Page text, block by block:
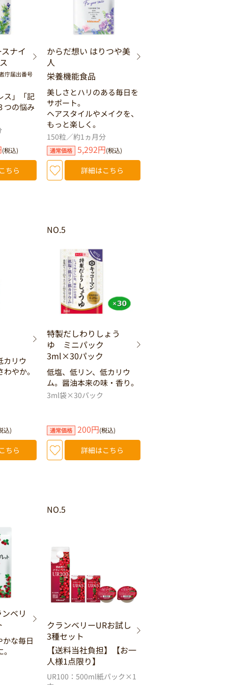
ナイ
庁届出番号
ス」「記
つの悩み
(税込)
ちら
からだ想い はりつや美
人
栄養機能食品
美しさとハリのある毎日を
サポート。
ヘアスタイルやメイクを、
もっと楽しく。
150粒／約1ヵ月分
通常価格 5,292円(税込)
詳細はこちら
カリウ
やか。
込)
ちら
NO.5
特製だしわりしょう
ゆ ミニパック
3ml×30パック
低塩、低リン、低カリウ
ム。醤油本来の味・香り。
3ml袋×30パック
通常価格 200円(税込)
詳細はこちら
ベリ
かな毎日
NO.5
クランベリーURお試し
3種セット
【送料当社負担】【お一
人様1点限り】
UR100：500ml紙パック×1